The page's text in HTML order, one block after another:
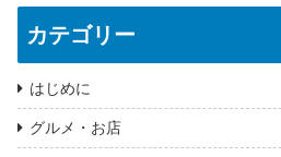
カテゴリー
はじめに
グルメ・お店